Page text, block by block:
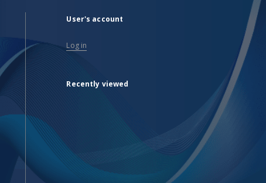
User's account
Log in
Recently viewed